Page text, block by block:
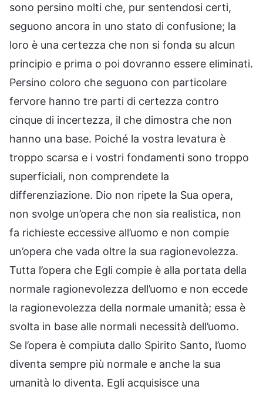
sono persino molti che, pur sentendosi certi,
seguono ancora in uno stato di confusione; la
loro è una certezza che non si fonda su alcun
principio e prima o poi dovranno essere eliminati.
Persino coloro che seguono con particolare
fervore hanno tre parti di certezza contro
cinque di incertezza, il che dimostra che non
hanno una base. Poiché la vostra levatura è
troppo scarsa e i vostri fondamenti sono troppo
superficiali, non comprendete la
differenziazione. Dio non ripete la Sua opera,
non svolge un’opera che non sia realistica, non
fa richieste eccessive all’uomo e non compie
un’opera che vada oltre la sua ragionevolezza.
Tutta l’opera che Egli compie è alla portata della
normale ragionevolezza dell’uomo e non eccede
la ragionevolezza della normale umanità; essa è
svolta in base alle normali necessità dell’uomo.
Se l’opera è compiuta dallo Spirito Santo, l’uomo
diventa sempre più normale e anche la sua
umanità lo diventa. Egli acquisisce una